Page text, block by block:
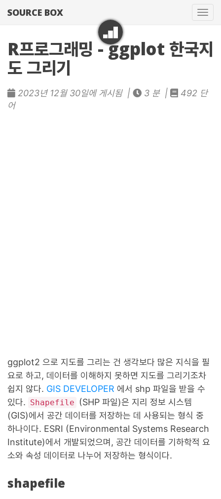
네
게
이
글
SOURCE BOX
R프로그래밍 - ggplot 한국지
도 그리기
2023년 12월 30일에 게시됨 | 3 분 |
492 단
어
ggplot2 으로 지도를 그리는 건 생각보다 많은 지식을 필
요로 하고, 데이터를 이해하지 못하면 지도를 그리기조차
쉽지 않다. GIS DEVELOPER 에서 shp 파일을 받을 수
있다. Shapefile
(SHP 파일)은 지리 정보 시스템
(GIS)에서 공간 데이터를 저장하는 데 사용되는 형식 중
하나이다. ESRI (Environmental Systems Research
Institute)에서 개발되었으며, 공간 데이터를 기하학적 요
소와 속성 데이터로 나누어 저장하는 형식이다.
shapefile